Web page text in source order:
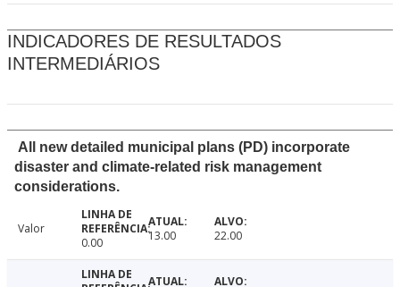
INDICADORES DE RESULTADOS
INTERMEDIÁRIOS
All new detailed municipal plans (PD) incorporate
disaster and climate-related risk management
considerations.
Valor
0.00
13.00 22.00